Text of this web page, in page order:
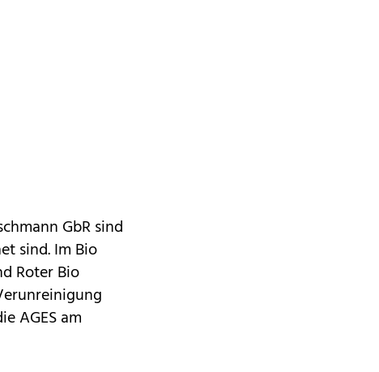
GbR sind
sind. Im Bio
Roter Bio
AGES am